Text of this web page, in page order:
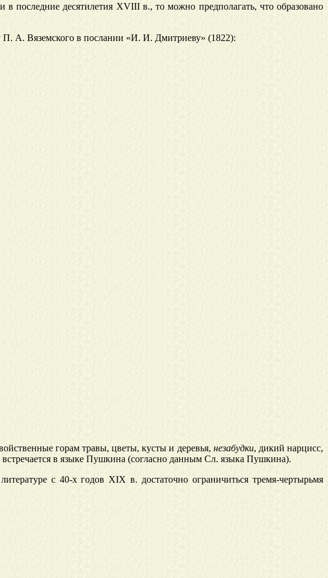
последние десятилетия XVIII в., то можно предполагать, что образовано
П. А. Вяземского в послании «И. И. Дмитриеву» (1822):
горам травы, цветы, кусты и деревья, незабудки, дикий нарцисс,
встречается в языке Пушкина (согласно данным Сл. языка Пушкина).
с 40-х годов XIX в. достаточно ограничиться тремя-чертырьмя